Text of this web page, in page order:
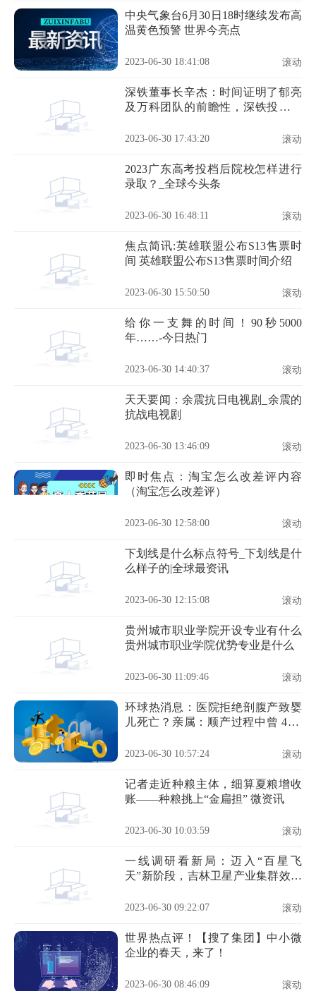
中央气象台6月30日18时继续发布高
温黄色预警 世界今亮点
2023-06-30 18:41:08 滚动
深铁董事长辛杰：时间证明了郁亮
及万科团队的前瞻性，深铁投资万
2023-06-30 17:43:20 滚动
2023广东高考投档后院校怎样进行
录取？_全球今头条
2023-06-30 16:48:11 滚动
焦点简讯:英雄联盟公布S13售票时
间 英雄联盟公布S13售票时间介绍
2023-06-30 15:50:50 滚动
给你一支舞的时间！90秒5000
年……-今日热门
2023-06-30 14:40:37 滚动
天天要闻：余震抗日电视剧_余震的
抗战电视剧
2023-06-30 13:46:09 滚动
即时焦点：淘宝怎么改差评内容
（淘宝怎么改差评）
2023-06-30 12:58:00 滚动
下划线是什么标点符号_下划线是什
么样子的|全球最资讯
2023-06-30 12:15:08 滚动
贵州城市职业学院开设专业有什么
贵州城市职业学院优势专业是什么
2023-06-30 11:09:46 滚动
环球热消息：医院拒绝剖腹产致婴
儿死亡？亲属：顺产过程中曾 4 次
2023-06-30 10:57:24 滚动
记者走近种粮主体，细算夏粮增收
账——种粮挑上“金扁担” 微资讯
2023-06-30 10:03:59 滚动
一线调研看新局：迈入“百星飞
天”新阶段，吉林卫星产业集群效应
2023-06-30 09:22:07 滚动
世界热点评！【搜了集团】中小微
企业的春天，来了！
2023-06-30 08:46:09 滚动